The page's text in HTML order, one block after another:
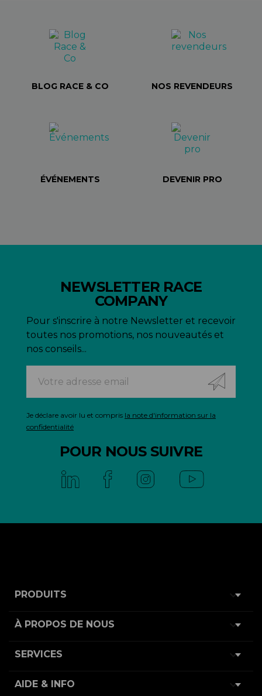
BLOG RACE & CO NOS REVENDEURS
ÉVÉNEMENTS DEVENIR PRO
NEWSLETTER RACE
COMPANY
Pour s'inscrire à notre Newsletter et recevoir
toutes nos promotions, nos nouveautés et
nos conseils...
Je déclare avoir lu et compris la note d'information sur la
confidentialité
POUR NOUS SUIVRE
PRODUITS 
À PROPOS DE NOUS 
SERVICES 
AIDE & INFO 